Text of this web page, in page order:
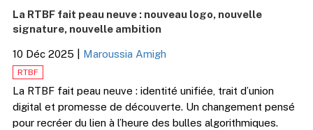
La RTBF fait peau neuve : nouveau logo, nouvelle
signature, nouvelle ambition
10 Déc 2025 Maroussia Amigh
RTBF
La RTBF fait peau neuve : identité unifiée, trait d’union
digital et promesse de découverte. Un changement pensé
pour recréer du lien à l’heure des bulles algorithmiques.